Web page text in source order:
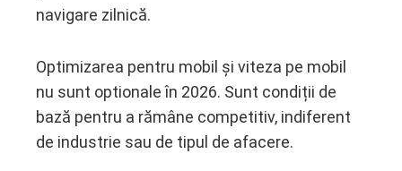
navigare zilnică.
Optimizarea pentru mobil și viteza pe mobil
nu sunt optionale în 2026. Sunt condiții de
bază pentru a rămâne competitiv, indiferent
de industrie sau de tipul de afacere.